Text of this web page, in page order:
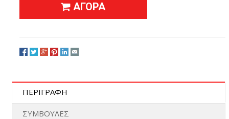
ΑΓΟΡΑ
ΠΕΡΙΓΡΑΦΗ
ΣΥΜΒΟΥΛΕΣ